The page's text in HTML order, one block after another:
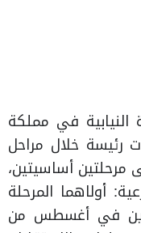
النيابية في مملكة
رئيسة خلال مراحل
أساسيتين،
أولاهما المرحلة
في أغسطس من